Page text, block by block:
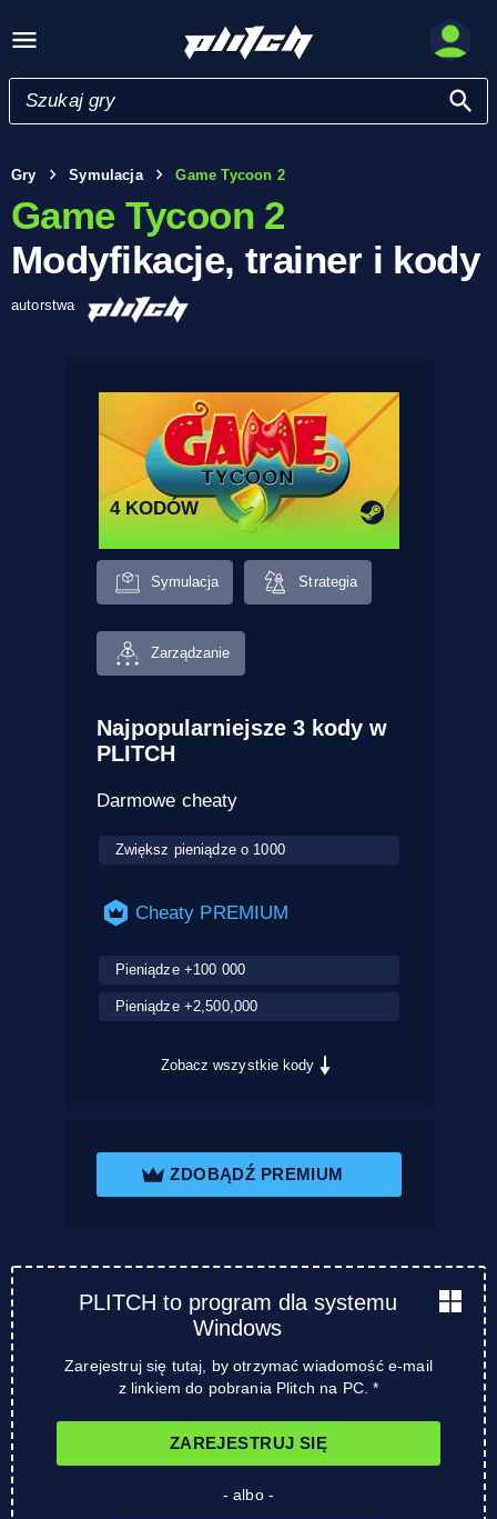
Gry Symulacja Game Tycoon 2
Game Tycoon 2
Modyfikacje, trainer i kody
autorstwa
4 KODÓW
Symulacja Strategia
Zarządzanie
Najpopularniejsze 3 kody w
PLITCH
Darmowe cheaty
Zwiększ pieniądze o 1000
Cheaty PREMIUM
Pieniądze +100 000
Pieniądze +2,500,000
Zobacz wszystkie kody
ZDOBĄDŹ PREMIUM
PLITCH to program dla systemu
Windows
Zarejestruj się tutaj, by otrzymać wiadomość e-mail
z linkiem do pobrania Plitch na PC. *
ZAREJESTRUJ SIĘ
- albo -